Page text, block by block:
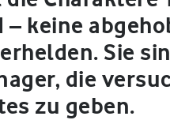
– keine
Sie
die
zu geben.